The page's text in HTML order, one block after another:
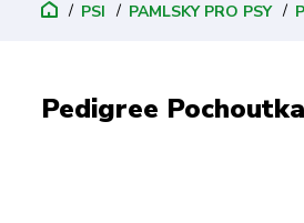
PSI PAMLSKY PRO PSY
Pedigree